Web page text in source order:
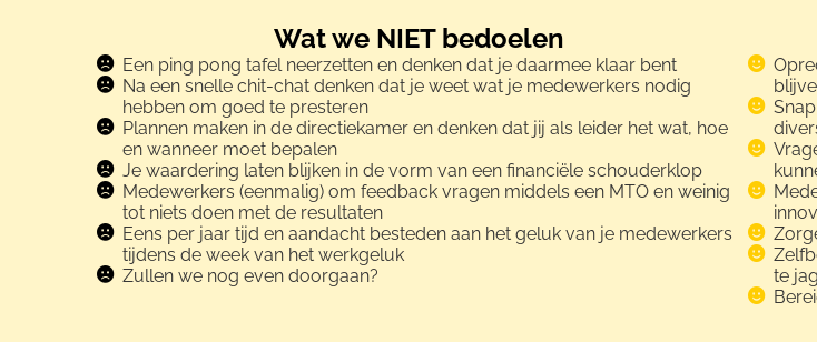
Wat we NIET bedoelen
Een ping pong tafel neerzetten en denken dat je daarmee klaar bent
Na een snelle chit-chat denken dat je weet wat je medewerkers nodig
hebben om goed te presteren
Plannen maken in de directiekamer en denken dat jij als leider het wat, hoe
en wanneer moet bepalen
Je waardering laten blijken in de vorm van een financiële schouderklop
Medewerkers (eenmalig) om feedback vragen middels een MTO en weinig
tot niets doen met de resultaten
Eens per jaar tijd en aandacht besteden aan het geluk van je medewerkers
tijdens de week van het werkgeluk
Zullen we nog even doorgaan?
te